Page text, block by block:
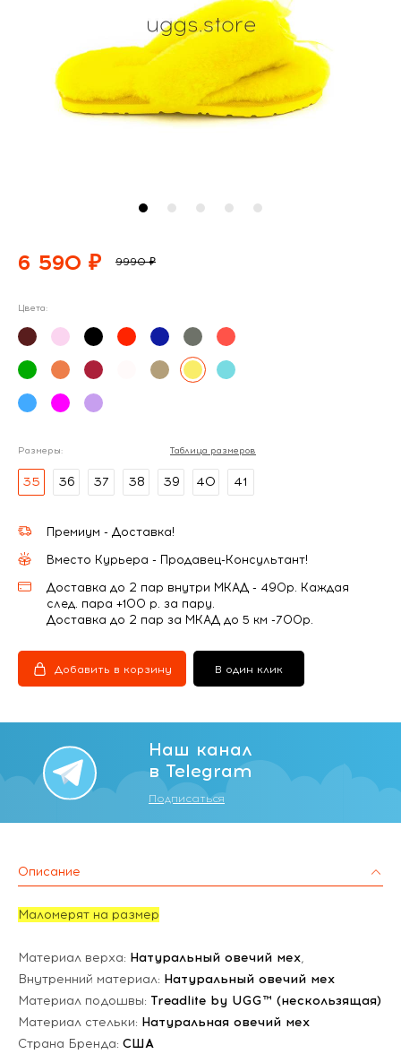
6 590 ₽ 9990 ₽
Цвета:
Размеры: Таблица размеров
35 36 37 38 39 40 41
Премиум - Доставка!
Вместо Курьера - Продавец-Консультант!
Доставка до 2 пар внутри МКАД - 490р. Каждая
след. пара +100 р. за пару.
Доставка до 2 пар за МКАД до 5 км -700р.
Добавить в корзину В один клик
Наш канал
в Telegram
Подписаться
Описание
Маломерят на размер
Материал верха: Натуральный овечий мех,
Внутренний материал: Натуральный овечий мех
Материал подошвы: Treadlite by UGG™ (нескользящая)
Материал стельки: Натуральная овечий мех
Страна Бренда: США